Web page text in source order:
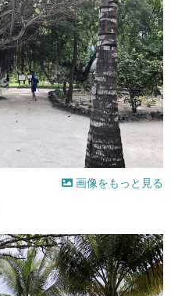
画像をもっと見る